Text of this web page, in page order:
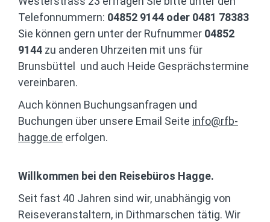
Telefonnummern: 04852 9144 oder 0481 78383
Sie können gern unter der Rufnummer 04852
9144 zu anderen Uhrzeiten mit uns für
Brunsbüttel und auch Heide Gesprächstermine
vereinbaren.
Auch können Buchungsanfragen und
Buchungen über unsere Email Seite info@rfb-
hagge.de erfolgen.
Willkommen bei den Reisebüros Hagge.
Seit fast 40 Jahren sind wir, unabhängig von
Reiseveranstaltern, in Dithmarschen tätig. Wir